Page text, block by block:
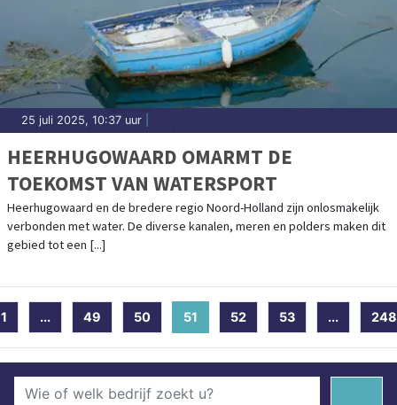
25 juli 2025, 10:37 uur
HEERHUGOWAARD OMARMT DE
TOEKOMST VAN WATERSPORT
Heerhugowaard en de bredere regio Noord-Holland zijn onlosmakelijk
verbonden met water. De diverse kanalen, meren en polders maken dit
gebied tot een [...]
1 ... 49 50 51 (current)
52 53 ... 248